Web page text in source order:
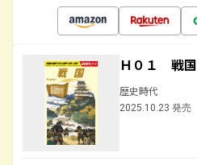
Ｈ０１ 戦国
歴史時代
2025.10.23 発売